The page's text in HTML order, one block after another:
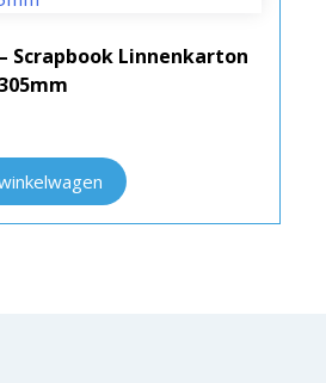
Scrapbook Linnenkarton